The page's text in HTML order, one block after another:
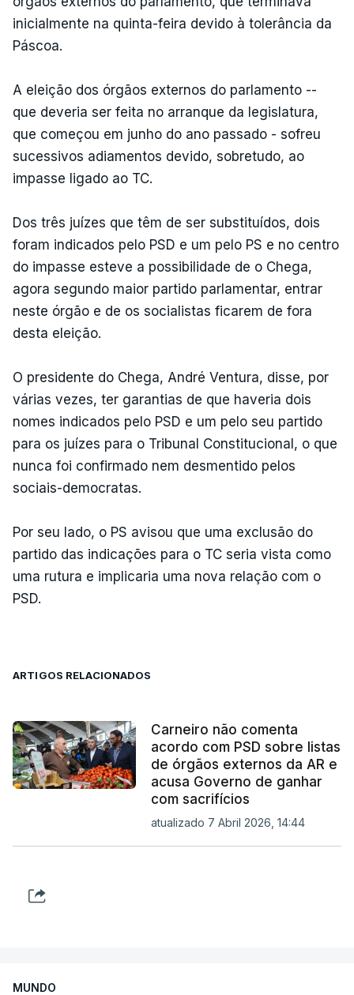
inicialmente na quinta-feira devido à tolerância da
Páscoa.
A eleição dos órgãos externos do parlamento --
que deveria ser feita no arranque da legislatura,
que começou em junho do ano passado - sofreu
sucessivos adiamentos devido, sobretudo, ao
impasse ligado ao TC.
Dos três juízes que têm de ser substituídos, dois
foram indicados pelo PSD e um pelo PS e no centro
do impasse esteve a possibilidade de o Chega,
agora segundo maior partido parlamentar, entrar
neste órgão e de os socialistas ficarem de fora
desta eleição.
O presidente do Chega, André Ventura, disse, por
várias vezes, ter garantias de que haveria dois
nomes indicados pelo PSD e um pelo seu partido
para os juízes para o Tribunal Constitucional, o que
nunca foi confirmado nem desmentido pelos
sociais-democratas.
Por seu lado, o PS avisou que uma exclusão do
partido das indicações para o TC seria vista como
uma rutura e implicaria uma nova relação com o
PSD.
ARTIGOS RELACIONADOS
Carneiro não comenta
acordo com PSD sobre listas
de órgãos externos da AR e
acusa Governo de ganhar
com sacrifícios
atualizado 7 Abril 2026, 14:44
MUNDO